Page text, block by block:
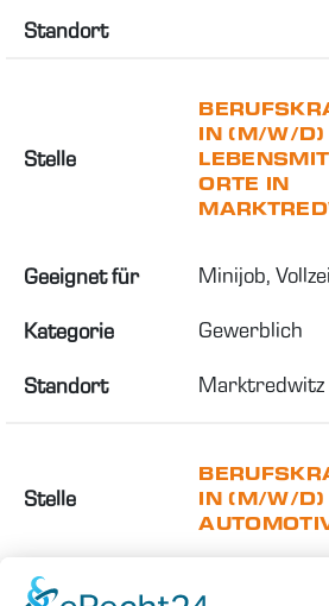
Standort
Stelle
IN (M/W/D)
ORTE IN
Geeignet für Minijob,
Kategorie Gewerblich
Standort Marktredwitz
Stelle
IN (M/W/D)
Geeignet für Vollzeit